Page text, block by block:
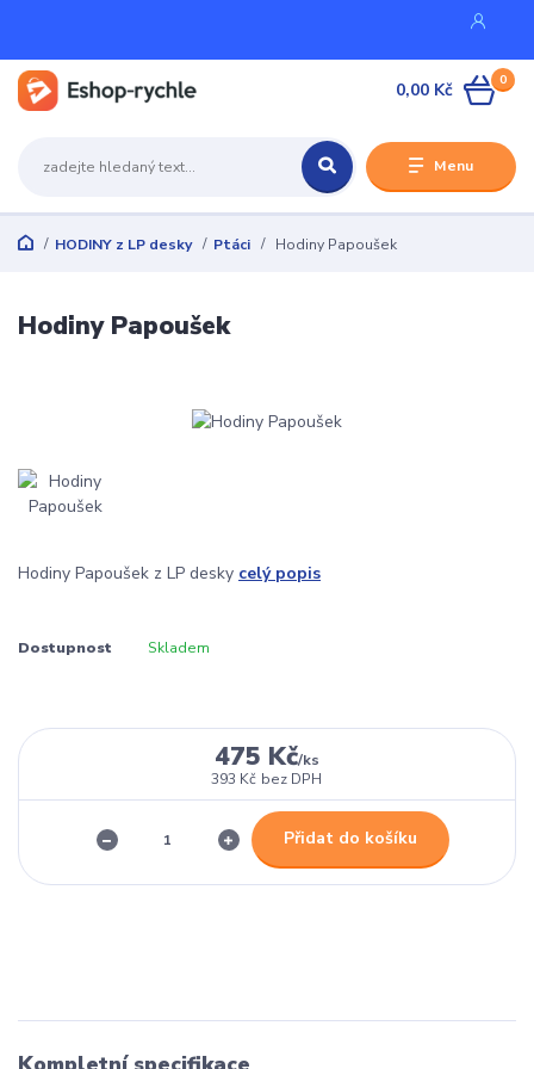
Menu
0
0,00 Kč
HODINY z LP desky Ptáci Hodiny Papoušek
Hodiny Papoušek
Hodiny Papoušek z LP desky celý popis
Dostupnost Skladem
475 Kč/ks
393 Kč bez DPH
Přidat do košíku